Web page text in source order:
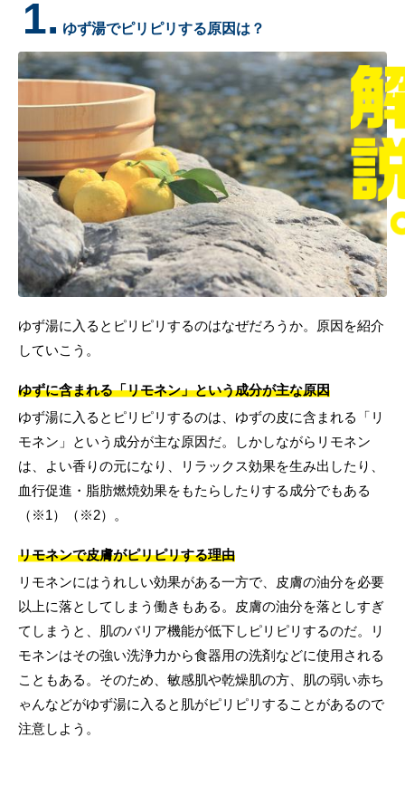
1. ゆず湯でピリピリする原因は？
ゆず湯に入るとピリピリするのはなぜだろうか。原因を紹介
していこう。
ゆずに含まれる「リモネン」という成分が主な原因
ゆず湯に入るとピリピリするのは、ゆずの皮に含まれる「リ
モネン」という成分が主な原因だ。しかしながらリモネン
は、よい香りの元になり、リラックス効果を生み出したり、
血行促進・脂肪燃焼効果をもたらしたりする成分でもある
（※1）（※2）。
リモネンで皮膚がピリピリする理由
リモネンにはうれしい効果がある一方で、皮膚の油分を必要
以上に落としてしまう働きもある。皮膚の油分を落としすぎ
てしまうと、肌のバリア機能が低下しピリピリするのだ。リ
モネンはその強い洗浄力から食器用の洗剤などに使用される
こともある。そのため、敏感肌や乾燥肌の方、肌の弱い赤ち
ゃんなどがゆず湯に入ると肌がピリピリすることがあるので
注意しよう。